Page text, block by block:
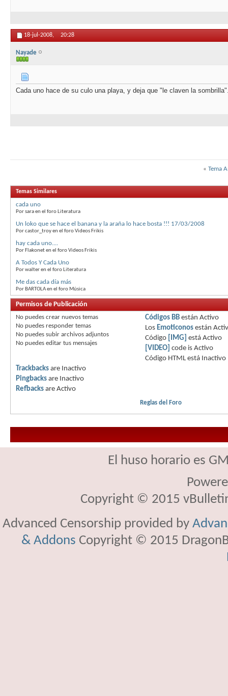
18-jul-2008, 20:28
Nayade
Cada uno hace de su culo una playa, y deja que "le claven la
« Tema
Temas Similares
cada uno
Por sara en el foro Literatura
Un loko que se hace el banana y la araña lo hace bosta !!! 17/03/2008
Por castor_troy en el foro Videos Frikis
hay cada uno....
Por Flakonet en el foro Videos Frikis
A Todos Y Cada Uno
Por walter en el foro Literatura
Me das cada día más
Por BARTOLA en el foro Música
Permisos de Publicación
No puedes crear nuevos temas
No puedes responder temas
No puedes subir archivos adjuntos
No puedes editar tus mensajes
Códigos BB están Activo
Los Emoticonos están
Código
[IMG] está Activo
[VIDEO] code is Activo
Código HTML está Inactivo
Trackbacks are Inactivo
Pingbacks are Inactivo
Refbacks are Activo
Reglas del Foro
El huso horario es
Copyright © 2015
Advanced Censorship provided by
& Addons Copyright © 2015